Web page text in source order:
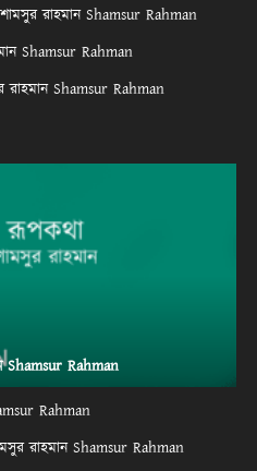
রাহমান Shamsur Rahman
Shamsur Rahman
রাহমান Shamsur Rahman
Shamsur Rahman
Rahman
রাহমান Shamsur Rahman